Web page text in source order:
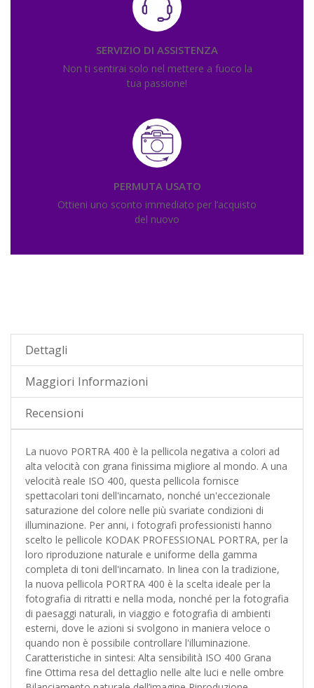
SERVIZIO DI ASSISTENZA
Non ti sentirai solo nel mettere a fuoco la
tua passione!
PERMUTA USATO
Ottieni uno sconto immediato per l’acquisto
del nuovo
Dettagli
Maggiori Informazioni
Recensioni
La nuovo PORTRA 400 è la pellicola negativa a colori ad
alta velocità con grana finissima migliore al mondo. A una
velocità reale ISO 400, questa pellicola fornisce
spettacolari toni dell'incarnato, nonché un'eccezionale
saturazione del colore nelle più svariate condizioni di
illuminazione. Per anni, i fotografi professionisti hanno
scelto le pellicole KODAK PROFESSIONAL PORTRA, per la
loro riproduzione naturale e uniforme della gamma
completa di toni dell'incarnato. In linea con la tradizione,
la nuova pellicola PORTRA 400 è la scelta ideale per la
fotografia di ritratti e nella moda, nonché per la fotografia
di paesaggi naturali, in viaggio e fotografia di ambienti
esterni, dove le azioni si svolgono in maniera veloce o
quando non è possibile controllare l'illuminazione.
Caratteristiche in sintesi: Alta sensibilità ISO 400 Grana
fine Ottima resa del dettaglio nelle alte luci e nelle ombre